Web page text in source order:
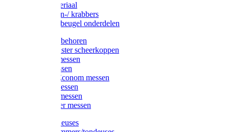
Injectiemateriaal
Hoefmessen-/ krabbers
Hoefbekapbeugel onderdelen
Messen toebehoren
Moser & Oster scheerkoppen
Hauptner messen
Liscop messen
Aesculap/Econom messen
Heiniger messen
Constanta messen
FarmClipper messen
Moser tondeuses